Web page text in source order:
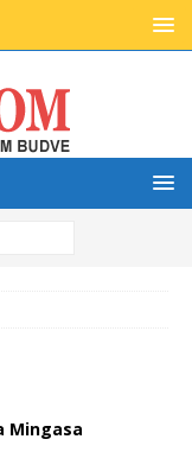
Mingasa